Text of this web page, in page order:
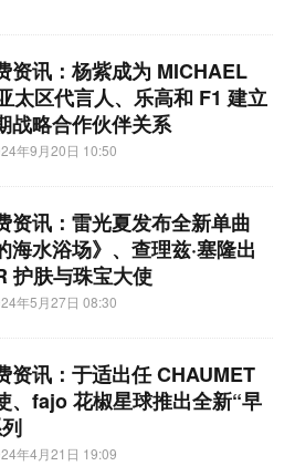
资讯：杨紫成为 MICHAEL
太区代言人、​乐高和 F1 建立
战略合作伙伴关系
年9月20日 10:50
资讯：雷光夏发布全新单曲
海水浴场》、查理兹·塞隆出
护肤与珠宝大使
年5月27日 08:30
资讯：于适出任 CHAUMET
、fajo 花椒星球推出全新“早
年4月21日 19:09